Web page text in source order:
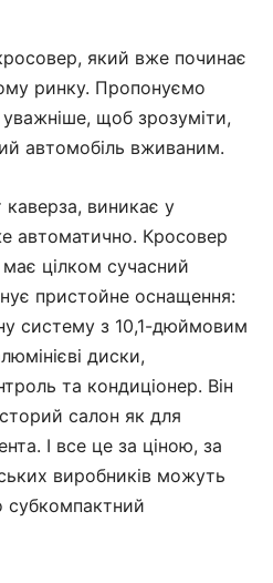
який вже починає
ринку. Пропонуємо
щоб зрозуміти,
автомобіль вживаним.
виникає у
автоматично. Кросовер
цілком сучасний
пристойне оснащення:
систему з 10,1-дюймовим
диски,
та кондиціонер. Він
салон як для
І все це за ціною, за
виробників можуть
субкомпактний